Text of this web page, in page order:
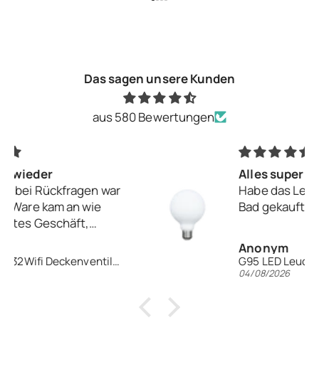
Das sagen unsere Kunden
aus 580 Bewertungen
Habe das Leuchtmittel für mein
Bad gekauft, bin voll zufrieden.
G95 LED Leuchtmittel 2700K | E27 | Keramik opal